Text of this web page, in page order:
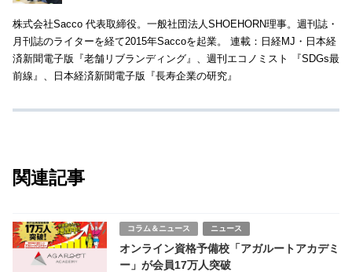
株式会社Sacco 代表取締役。一般社団法人SHOEHORN理事。週刊誌・
月刊誌のライターを経て2015年Saccoを起業。 連載：日経MJ・日本経
済新聞電子版『老舗リブランディング』、週刊エコノミスト 『SDGs最
前線』、日本経済新聞電子版『長寿企業の研究』
関連記事
コラム＆ニュース ニュース
オンライン資格予備校「アガルートアカデミ
ー」が会員17万人突破